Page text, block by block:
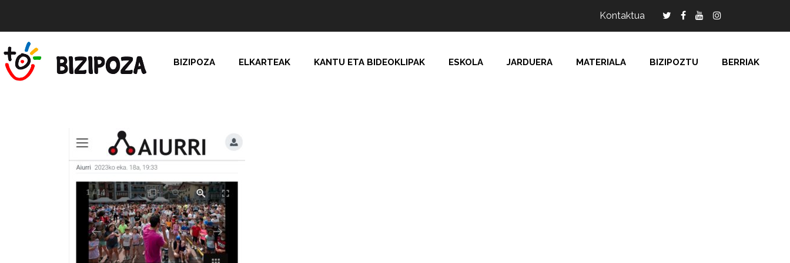
Kontaktua
BIZIPOZA ELKARTEAK KANTU ETA BIDEOKLIPAK ESKOLA JARDUERA MATERIALA BIZIPOZTU BERRIAK